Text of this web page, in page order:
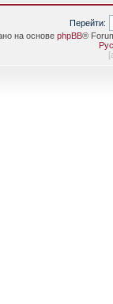
Перейти:
на основе phpBB®
[